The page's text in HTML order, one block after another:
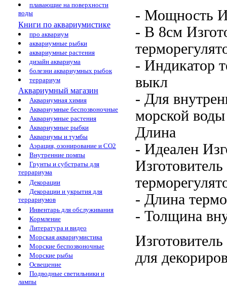
плавающие на поверхности
воды
Книги по аквариумистике
про аквариум
аквариумные рыбки
аквариумные растения
дизайн аквариума
болезни аквариумных рыбок
террариум
Аквариумный магазин
Аквариумная химия
Аквариумные беспозвоночные
Аквариумные растения
Аквариумные рыбки
Аквариумы и тумбы
Аэрация, озонирование и CO2
Внутренние помпы
Грунты и субстраты для
террариума
Декорации
Декорации и укрытия для
террариумов
Инвентарь для обслуживания
Кормление
Литература и видео
Морская аквариумистика
Морские беспозвоночные
Морские рыбы
Освещение
Подводные светильники и
лампы
- Мощность
- В 8см
- Индикатор
выкл
- Для
морской
Длина
- Идеален
Изготовитель
- Длина
- Толщина
для